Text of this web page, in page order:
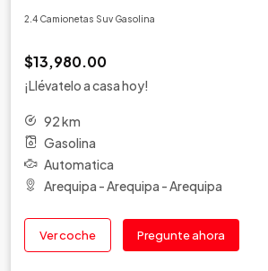
Kia
Lada
Lamborghini
Land Rover
Landwind
Lexus
Lifan
Limousine
Lincoln
2.4 Camionetas Suv Gasolina
$13,980.00
¡Llévatelo a casa hoy!
92 km
Gasolina
Automatica
Arequipa - Arequipa - Arequipa
Ver coche Pregunte ahora